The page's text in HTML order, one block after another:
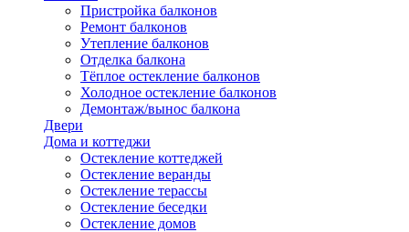
Пристройка балконов
Ремонт балконов
Утепление балконов
Отделка балкона
Тёплое остекление балконов
Холодное остекление балконов
Демонтаж/вынос балкона
Двери
Дома и коттеджи
Остекление коттеджей
Остекление веранды
Остекление терассы
Остекление беседки
Остекление домов